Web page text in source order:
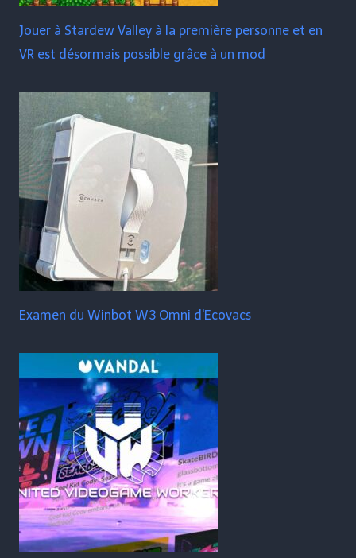
Jouer à Stardew Valley à la première personne et en
VR est désormais possible grâce à un mod
Examen du Winbot W3 Omni d'Ecovacs